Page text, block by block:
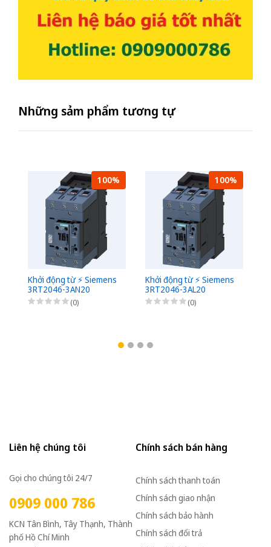
Những sảm phẩm tương tự
100%
Khởi động từ ⚡️ Siemens
3RT2046-3AN20
(0)
100%
Khởi động từ ⚡️ Siemens
3RT2046-3AL20
(0)
Liên hệ chúng tôi
Gọi cho chúng tôi 24/7
0909 000 786
KCN Tân Bình, Tây Thạnh, Thành
phố Hồ Chí Minh
Chính sách bán hàng
Chính sách thanh toán
Chính sách giao nhận
Chính sách bảo hành
Chính sách đổi trả